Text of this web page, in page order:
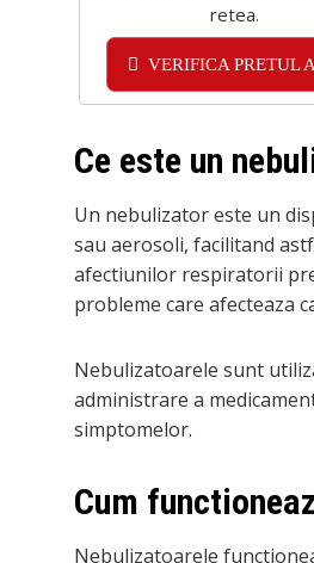
retea.
VERIFICA PRETUL
Ce este un
Un nebulizator este un
sau aerosoli, facilitand
afectiunilor respiratorii
probleme care afecteaza
Nebulizatoarele sunt
administrare a
simptomelor.
Cum
Nebulizatoarele